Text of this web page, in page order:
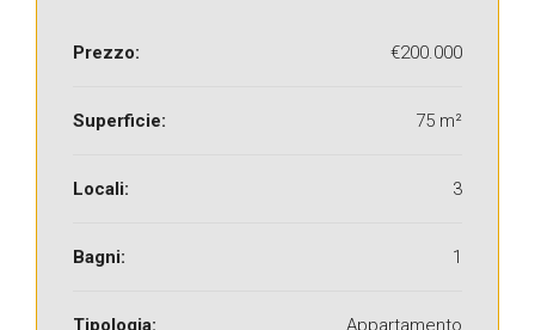
Prezzo: €200.000
Superficie: 75 m²
Locali: 3
Bagni: 1
Tipologia: Appartamento